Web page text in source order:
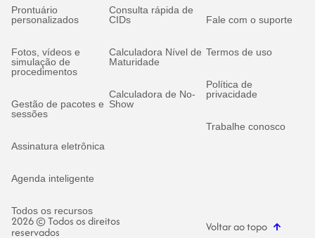
Prontuário
personalizados
Fotos, vídeos e
simulação de
procedimentos
Gestão de pacotes e
sessões
Assinatura eletrônica
Agenda inteligente
Todos os recursos
Consulta rápida de
CIDs
Calculadora Nível de
Maturidade
Calculadora de No-
Show
Fale com o suporte
Termos de uso
Política de
privacidade
Trabalhe conosco
2026 © Todos os direitos
reservados Voltar ao topo